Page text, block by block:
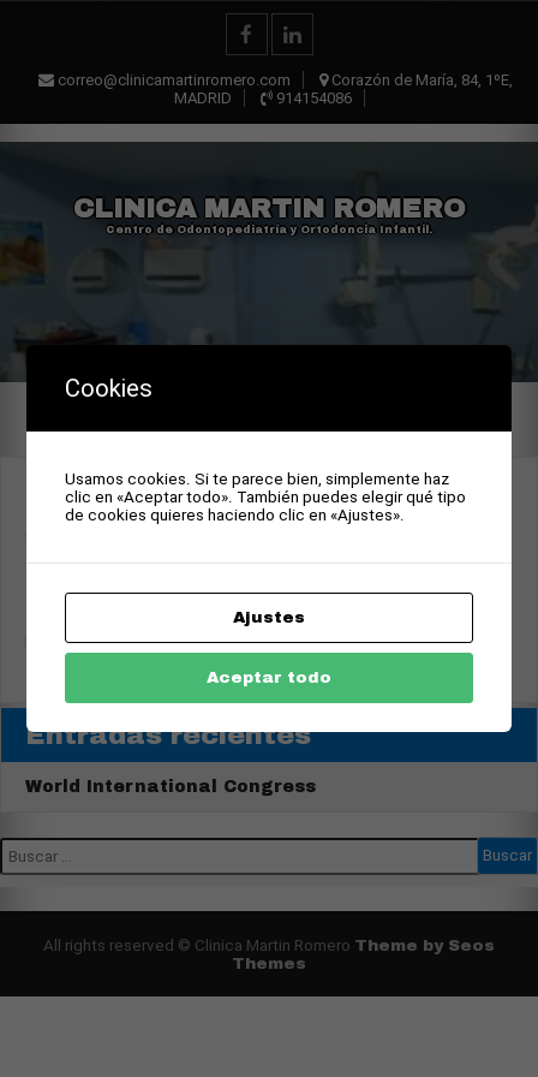
correo@clinicamartinromero.com
Corazón de María, 84, 1ºE,
MADRID
914154086
CLINICA MARTIN ROMERO
Centro de Odontopediatría y Ortodoncia Infantil.
CÓMO LLEGAR
Teléfono de Citas.
Horario
Entradas recientes
World International Congress
All rights reserved © Clinica Martin Romero Theme by Seos
Themes
Cookies
Usamos cookies. Si te parece bien, simplemente haz
clic en «Aceptar todo». También puedes elegir qué tipo
de cookies quieres haciendo clic en «Ajustes».
Ajustes
Aceptar todo